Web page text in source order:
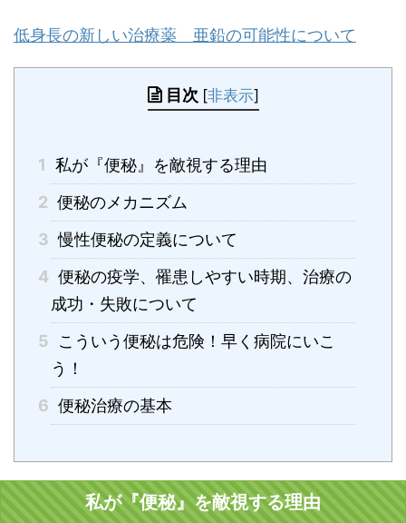
低身長の新しい治療薬 亜鉛の可能性について
目次 [非表示]
1 私が『便秘』を敵視する理由
2 便秘のメカニズム
3 慢性便秘の定義について
4 便秘の疫学、罹患しやすい時期、治療の
成功・失敗について
5
こういう便秘は危険！早く病院にいこ
う！
6 便秘治療の基本
私が『便秘』を敵視する理由